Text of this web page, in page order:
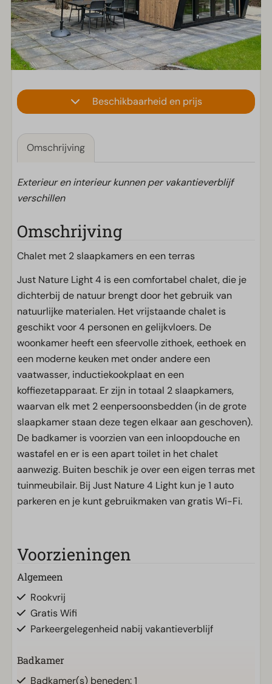
Beschikbaarheid en prijs
Omschrijving
Exterieur en interieur kunnen per vakantieverblijf
verschillen
Omschrijving
Chalet met 2 slaapkamers en een terras
Just Nature Light 4 is een comfortabel chalet, die je
dichterbij de natuur brengt door het gebruik van
natuurlijke materialen. Het vrijstaande chalet is
geschikt voor 4 personen en gelijkvloers. De
woonkamer heeft een sfeervolle zithoek, eethoek en
een moderne keuken met onder andere een
vaatwasser, inductiekookplaat en een
koffiezetapparaat. Er zijn in totaal 2 slaapkamers,
waarvan elk met 2 eenpersoonsbedden (in de grote
slaapkamer staan deze tegen elkaar aan geschoven).
De badkamer is voorzien van een inloopdouche en
wastafel en er is een apart toilet in het chalet
aanwezig. Buiten beschik je over een eigen terras met
tuinmeubilair. Bij Just Nature 4 Light kun je 1 auto
parkeren en je kunt gebruikmaken van gratis Wi-Fi.
Voorzieningen
Algemeen
Rookvrij
Gratis Wifi
Parkeergelegenheid nabij vakantieverblijf
Badkamer
Badkamer(s) beneden: 1